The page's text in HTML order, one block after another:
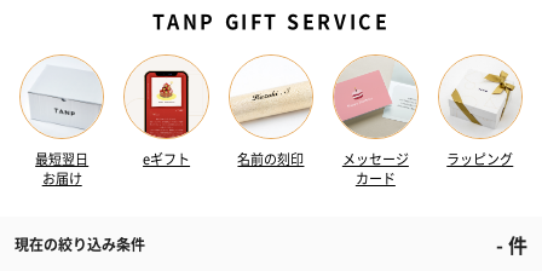
TANP GIFT SERVICE
最短翌日
お届け
eギフト 名前の刻印
メッセージ
カード
ラッピング
現在の絞り込み条件 -件